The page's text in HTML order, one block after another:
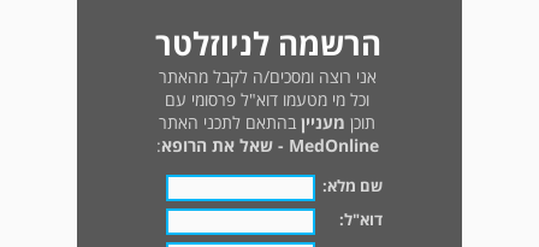
הרשמה לניוזלטר
אני רוצה ומסכים/ה לקבל מהאתר
וכל מי מטעמו דוא"ל פרסומי עם
תוכן מעניין בהתאם לתכני האתר
MedOnline - שאל את הרופא
:
שם מלא:
דוא"ל: